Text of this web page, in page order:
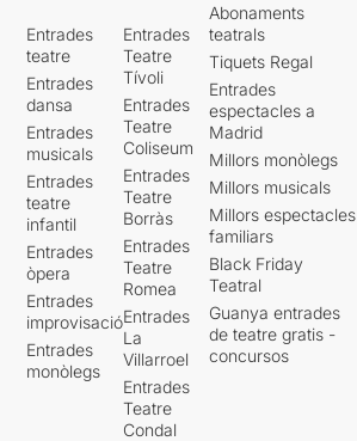
Entrades
teatre
Entrades
dansa
Entrades
musicals
Entrades
teatre
infantil
Entrades
òpera
Entrades
improvisació
Entrades
monòlegs
Entrades
Teatre
Tívoli
Entrades
Teatre
Coliseum
Entrades
Teatre
Borràs
Entrades
Teatre
Romea
Entrades
La
Villarroel
Entrades
Teatre
Condal
Abonaments
teatrals
Tiquets Regal
Entrades
espectacles a
Madrid
Millors monòlegs
Millors musicals
Millors espectacles
familiars
Black Friday
Teatral
Guanya entrades
de teatre gratis -
concursos